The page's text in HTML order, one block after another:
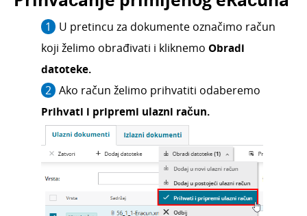
Mobilna aplikacija
Pokazatelji
Izvještavanje o naplati
U pretincu za dokumente označimo račun
koji želimo obrađivati i kliknemo Obradi
datoteke.
Ako račun želimo prihvatiti odaberemo
Prihvati i pripremi ulazni račun.